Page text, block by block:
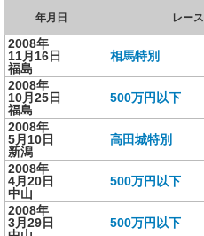
年月日 レース
2008年
11月16日
福島
相馬特別
2008年
10月25日
福島
500万円以下
2008年
5月10日
新潟
高田城特別
2008年
4月20日
中山
500万円以下
2008年
3月29日
500万円以下